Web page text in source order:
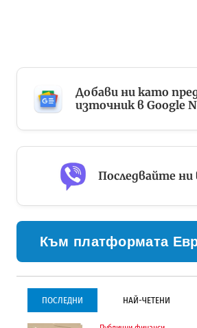
Добави ни като
източник в Google
Последвайте ни
Към платформата
ПОСЛЕДНИ НАЙ-ЧЕТЕНИ